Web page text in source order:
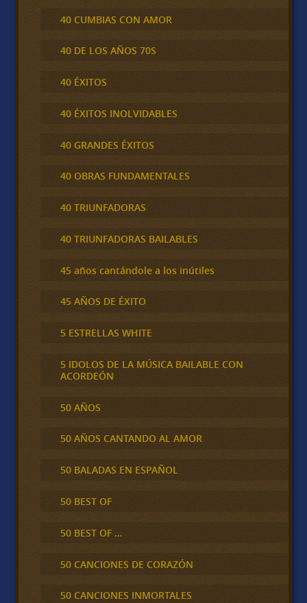
40 CUMBIAS CON AMOR
40 DE LOS AÑOS 70S
40 ÉXITOS
40 ÉXITOS INOLVIDABLES
40 GRANDES ÉXITOS
40 OBRAS FUNDAMENTALES
40 TRIUNFADORAS
40 TRIUNFADORAS BAILABLES
45 años cantándole a los inútiles
45 AÑOS DE ÉXITO
5 ESTRELLAS WHITE
5 IDOLOS DE LA MÚSICA BAILABLE CON
ACORDEÓN
50 AÑOS
50 AÑOS CANTANDO AL AMOR
50 BALADAS EN ESPAÑOL
50 BEST OF
50 BEST OF …
50 CANCIONES DE CORAZÓN
50 CANCIONES INMORTALES